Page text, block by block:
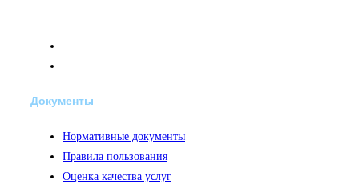
Документы
Нормативные документы
Правила пользования
Оценка качества услуг